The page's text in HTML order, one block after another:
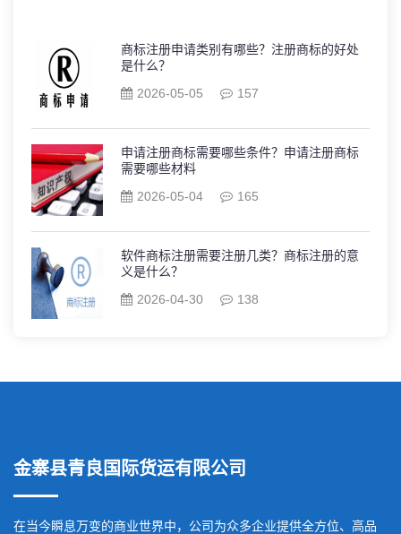
商标注册申请类别有哪些？注册商标的好处
是什么？
2026-05-05
157
申请注册商标需要哪些条件？申请注册商标
需要哪些材料
2026-05-04
165
软件商标注册需要注册几类？商标注册的意
义是什么？
2026-04-30
138
金寨县青良国际货运有限公司
在当今瞬息万变的商业世界中，公司为众多企业提供全方位、高品